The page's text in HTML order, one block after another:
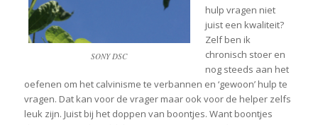
SONY DSC
hulp vragen niet
juist een kwaliteit?
Zelf ben ik
chronisch stoer en
nog steeds aan het
oefenen om het calvinisme te verbannen en ‘gewoon’ hulp te
vragen. Dat kan voor de vrager maar ook voor de helper zelfs
leuk zijn. Juist bij het doppen van boontjes. Want boontjes